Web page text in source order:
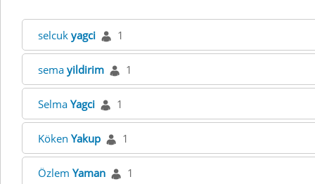
selcuk yagci 1
sema yildirim 1
Selma Yagci 1
Köken Yakup 1
Özlem Yaman 1